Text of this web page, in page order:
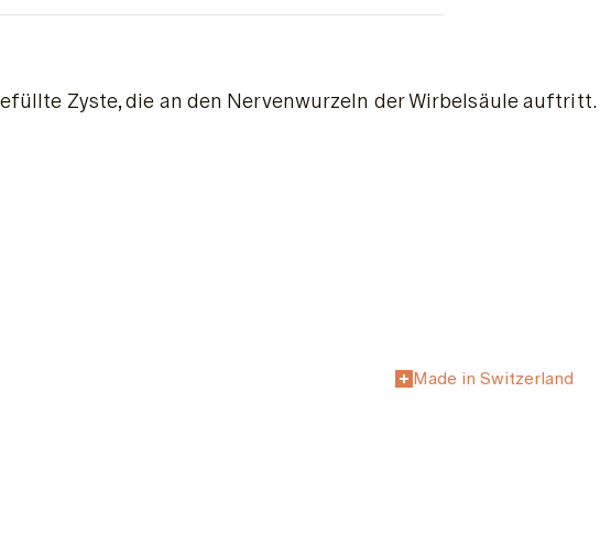
Zyste, die an den Nervenwurzeln der Wirbelsäule
Made in Switzerland